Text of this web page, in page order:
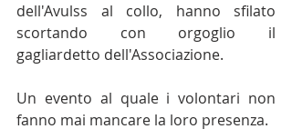
dell'Avulss al collo, hanno sfilato
scortando con orgoglio il
gagliardetto dell'Associazione.
Un evento al quale i volontari non
fanno mai mancare la loro presenza.